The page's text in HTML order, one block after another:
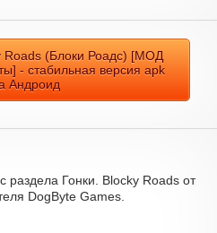
Roads (Блоки Роадс) [МОД
- стабильная версия apk
Андроид
раздела Гонки. Blocky Roads от
DogByte Games.